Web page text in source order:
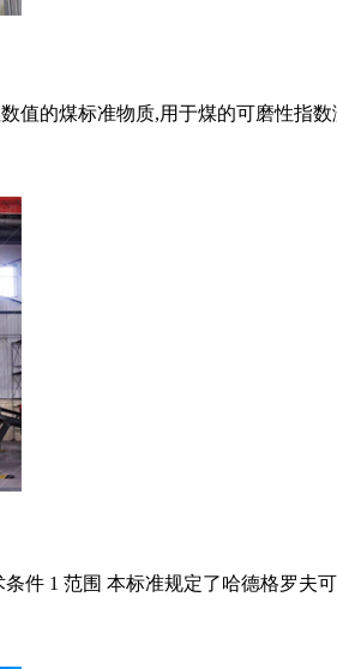
值的煤标准物质,用于煤的可磨性指
件 1 范围 本标准规定了哈德格罗